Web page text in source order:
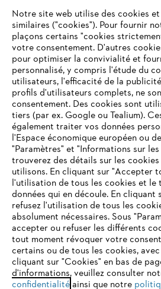
L'Entreprise
Questions fréquentes
Service
Politique de protection des données
Mentions légales Cookies
Informations juridiques
STIHL VERTRIEBS AG, 8617 Mönchaltorf
VOTRE NAVIGATEUR
N'EST PLUS PRIS EN
Vous utilisez un navigateur Internet que
en charge, et certaines fonctionnalités
peuvent fonctionner correctement.
optimale de notre site, nous vous
l'un des navigateurs suivants :
Notre site web utilise des cookies
similaires ("cookies"). Pour fournir
plaçons certains "cookies
votre consentement. D'autres
pour optimiser la convivialité et
personnalisé, y compris l'étude du
utilisateurs, l'efficacité de la
profils d'utilisateurs complets, ne
consentement. Des cookies sont
tiers (par ex. Google ou Tealium).
également traiter vos données
l'Espace économique européen ou
"Paramètres" et "Informations sur
trouverez des détails sur les
utilisons. En cliquant sur "Accepter
l'utilisation de tous les cookies et le
données qui en découle. En cliquant
refusez l'utilisation de tous les
absolument nécessaires. Sous
accepter ou refuser les différents
tout moment révoquer votre
certains ou de tous les cookies,
cliquant sur "Cookies" en bas de
d'informations, veuillez consulter
confidentialitéainsi que notre